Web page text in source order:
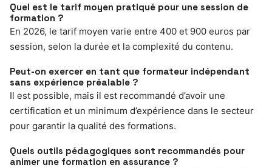
Quel est le tarif moyen pratiqué pour une session de
formation ?
En 2026, le tarif moyen varie entre 400 et 900 euros par
session, selon la durée et la complexité du contenu.
Peut-on exercer en tant que formateur indépendant
sans expérience préalable ?
Il est possible, mais il est recommandé d’avoir une
certification et un minimum d’expérience dans le secteur
pour garantir la qualité des formations.
Quels outils pédagogiques sont recommandés pour
animer une formation en assurance ?